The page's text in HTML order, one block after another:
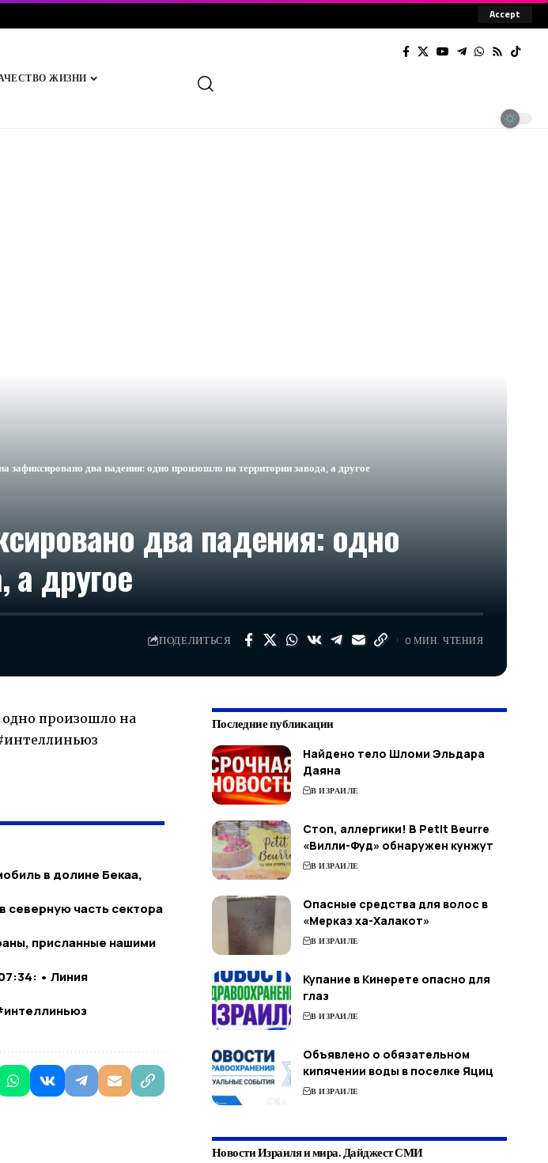
Accept
ЖИЗНИ
два падения: одно произошло на территории завода, а другое
два падения: одно
а другое
ПОДЕЛИТЬСЯ 0 МИН. ЧТЕНИЯ
произошло на
в долине Бекаа,
северную часть сектора
присланные нашими
• Линия
Последние публикации
Найдено тело Шломи Эльдара
Даяна
В ИЗРАИЛЕ
Стоп, аллергики! В Petit Beurre
«Вилли-Фуд» обнаружен кунжут
В ИЗРАИЛЕ
Опасные средства для волос в
«Мерказ ха-Халакот»
В ИЗРАИЛЕ
Купание в Кинерете опасно для
глаз
В ИЗРАИЛЕ
Объявлено о обязательном
кипячении воды в поселке Яциц
В ИЗРАИЛЕ
Новости Израиля и мира. Дайджест СМИ